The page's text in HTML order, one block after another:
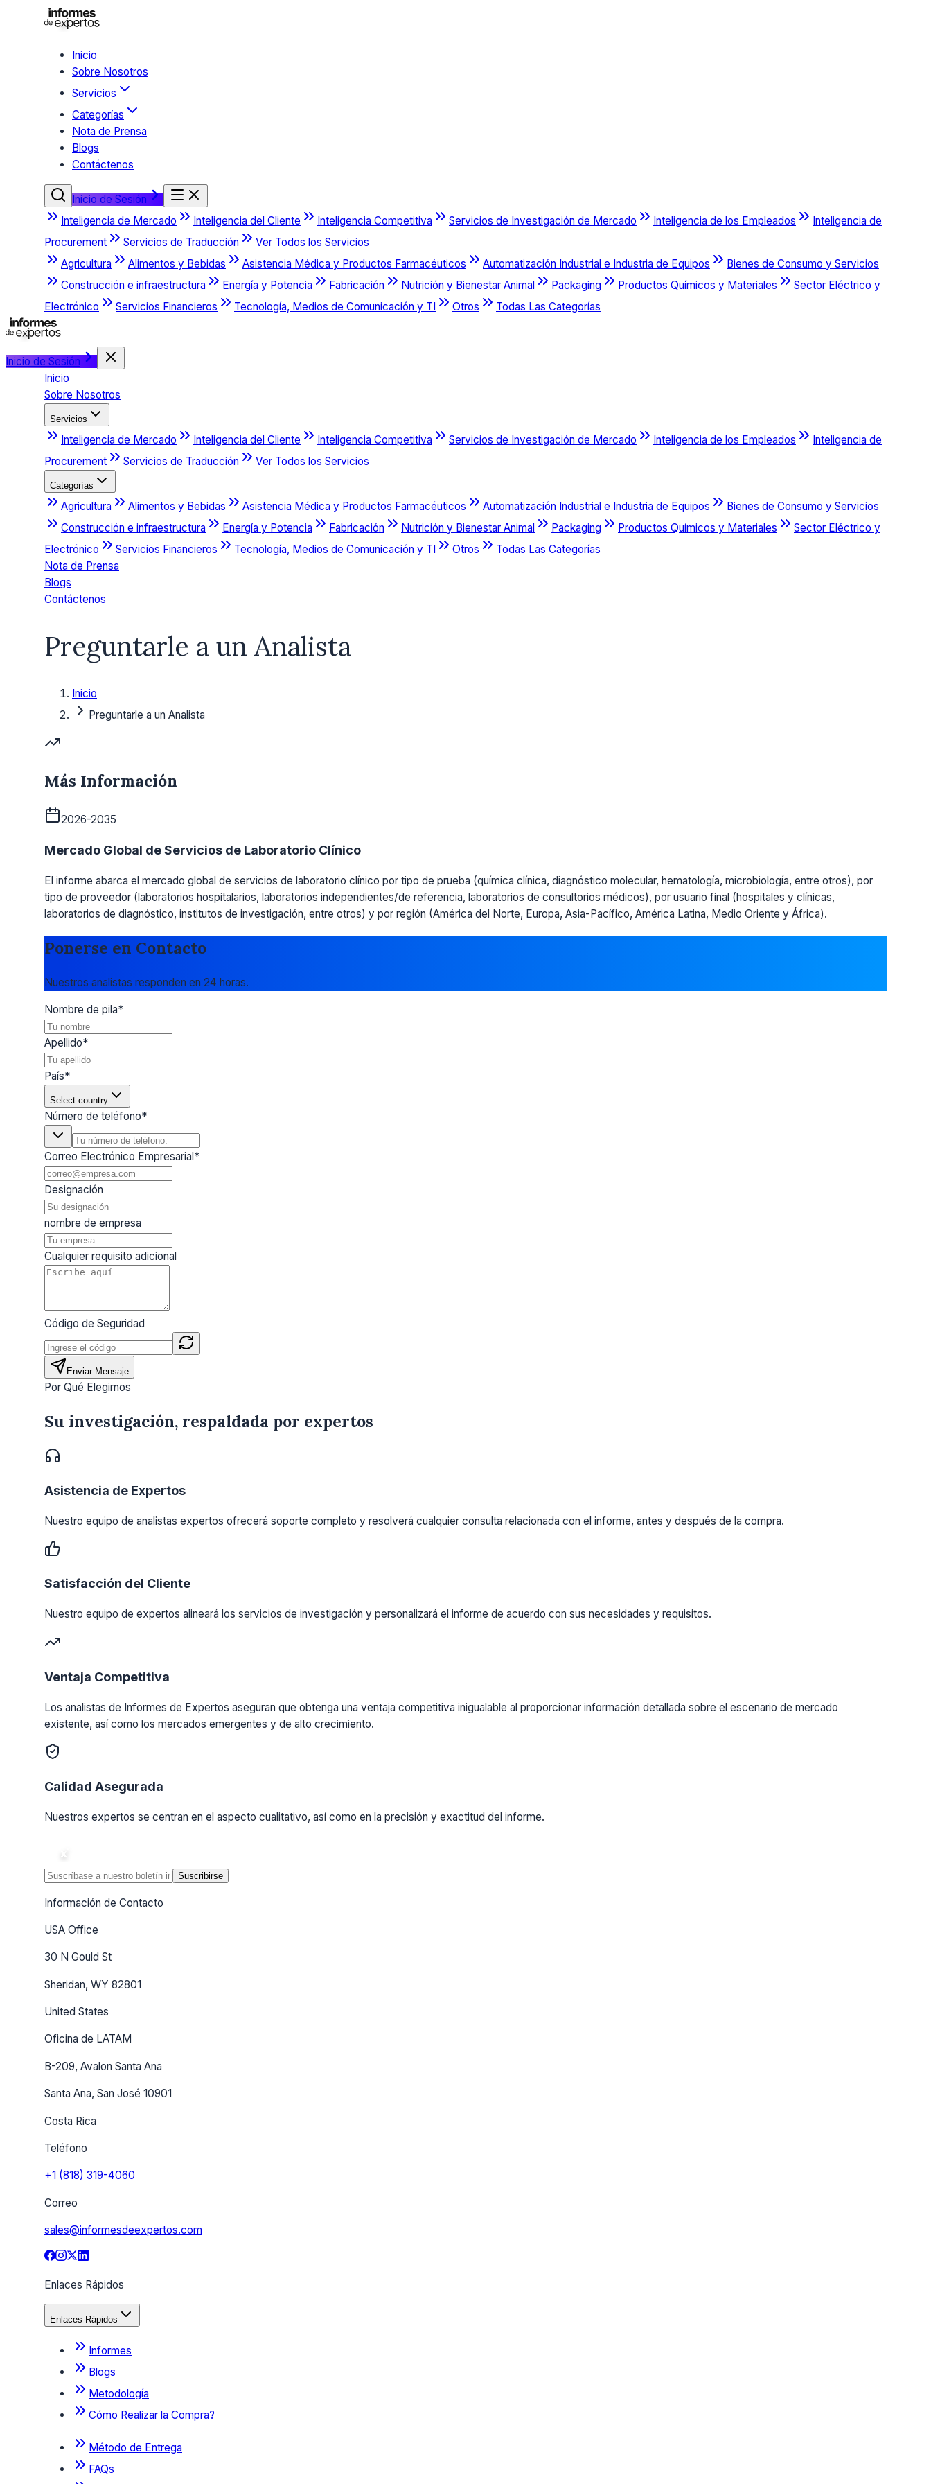
Inicio
Sobre Nosotros
Servicios
Categorías
Nota de Prensa
Blogs
Contáctenos
Inicio de Sesión
Inteligencia de Mercado
Inteligencia del Cliente Inteligencia Competitiva Servicios de Investigación de Mercado Inteligencia de los Empleados
Inteligencia de
Procurement
Servicios de Traducción
Ver Todos los Servicios
Agricultura
Alimentos y Bebidas Asistencia Médica y Productos Farmacéuticos Automatización Industrial e Industria de Equipos
Bienes de Consumo y Servicios
Construcción e infraestructura
Energía y Potencia Fabricación Nutrición y Bienestar Animal Packaging Productos Químicos y Materiales
Sector Eléctrico y
Electrónico
Servicios Financieros Tecnología, Medios de Comunicación y TI Otros Todas Las Categorías
Inicio de Sesión
Inicio
Sobre Nosotros
Servicios
Inteligencia de Mercado Inteligencia del Cliente Inteligencia Competitiva Servicios de Investigación de Mercado Inteligencia de los Empleados
Inteligencia de
Procurement
Servicios de Traducción Ver Todos los Servicios
Categorías
Agricultura Alimentos y Bebidas Asistencia Médica y Productos Farmacéuticos Automatización Industrial e Industria de Equipos
Bienes de Consumo y Servicios
Construcción e infraestructura
Energía y Potencia Fabricación Nutrición y Bienestar Animal Packaging Productos Químicos y Materiales
Sector Eléctrico y
Electrónico
Servicios Financieros Tecnología, Medios de Comunicación y TI Otros
Todas Las Categorías
Nota de Prensa
Blogs
Contáctenos
Preguntarle a un Analista
Inicio
Preguntarle a un Analista
Más Información
2026-2035
Mercado Global de Servicios de Laboratorio Clínico
El informe abarca el mercado global de servicios de laboratorio clínico por tipo de prueba (química clínica, diagnóstico molecular, hematología, microbiología, entre otros), por
tipo de proveedor (laboratorios hospitalarios, laboratorios independientes/de referencia, laboratorios de consultorios médicos), por usuario final (hospitales y clínicas,
laboratorios de diagnóstico, institutos de investigación, entre otros) y por región (América del Norte, Europa, Asia-Pacífico, América Latina, Medio Oriente y África).
Ponerse en Contacto
Nuestros analistas responden en 24 horas.
Nombre de pila*
Apellido*
País*
Select country
Número de teléfono*
Correo Electrónico Empresarial*
Designación
nombre de empresa
Cualquier requisito adicional
Código de Seguridad
Enviar Mensaje
Por Qué Elegirnos
Su investigación, respaldada por expertos
Asistencia de Expertos
Nuestro equipo de analistas expertos ofrecerá soporte completo y resolverá cualquier consulta relacionada con el informe, antes y después de la compra.
Satisfacción del Cliente
Nuestro equipo de expertos alineará los servicios de investigación y personalizará el informe de acuerdo con sus necesidades y requisitos.
Ventaja Competitiva
Los analistas de Informes de Expertos aseguran que obtenga una ventaja competitiva inigualable al proporcionar información detallada sobre el escenario de mercado
existente, así como los mercados emergentes y de alto crecimiento.
Calidad Asegurada
Nuestros expertos se centran en el aspecto cualitativo, así como en la precisión y exactitud del informe.
Suscribirse
Información de Contacto
USA Office
30 N Gould St
Sheridan, WY 82801
United States
Oficina de LATAM
B-209, Avalon Santa Ana
Santa Ana, San José 10901
Costa Rica
Teléfono
+1 (818) 319-4060
Correo
sales@informesdeexpertos.com
Enlaces Rápidos
Enlaces Rápidos
Informes
Blogs
Metodología
Cómo Realizar la Compra?
Método de Entrega
FAQs